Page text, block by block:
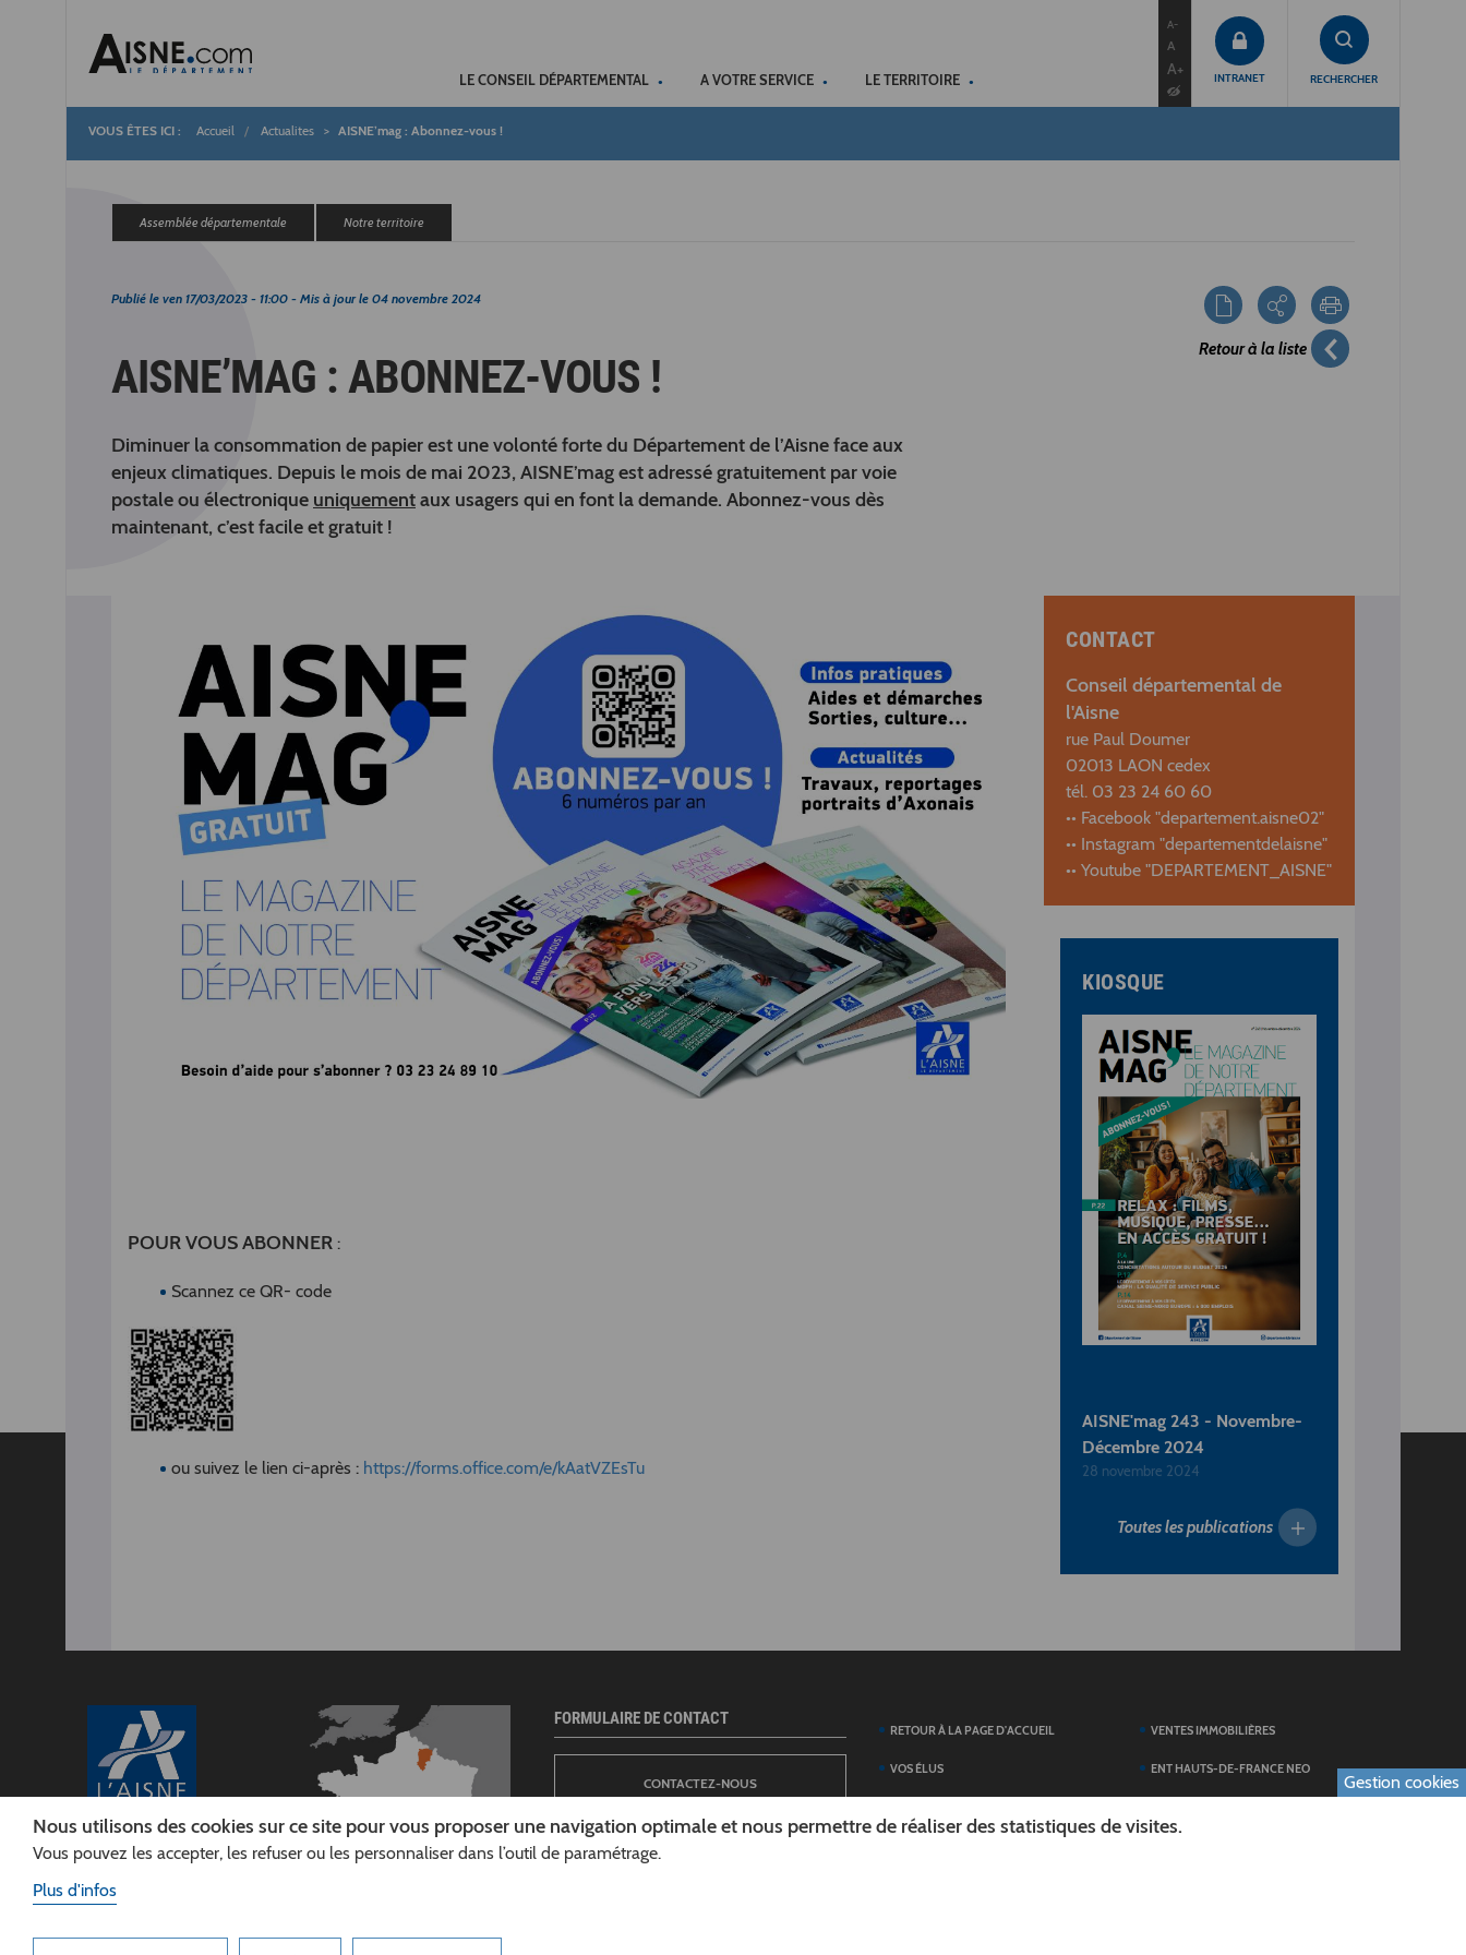
LE CONSEIL DÉPARTEMENTAL A VOTRE SERVICE LE TERRITOIRE
A-
A
A+ INTRANET RECHERCHER
Fil
d'Ariane
Accueil Actualites AISNE’mag : Abonnez-vous !
Assemblée départementale Notre territoire
Retour à la liste
Publié le ven 17/03/2023 - 11:00 - Mis à jour le 04 novembre 2024
AISNE’MAG : ABONNEZ-VOUS !
Diminuer la consommation de papier est une volonté forte du Département de l’Aisne face aux
enjeux climatiques. Depuis le mois de mai 2023, AISNE’mag est adressé gratuitement par voie
postale ou électronique uniquementaux usagers qui en font la demande. Abonnez-vous dès
maintenant, c’est facile et gratuit !
POUR VOUS ABONNER :
Scannez ce QR- code
ou suivez le lien ci-après : https://forms.office.com/e/kAatVZEsTu
CONTACT
Conseil départemental de
l'Aisne
rue Paul Doumer
02013 LAON cedex
tél. 03 23 24 60 60
•• Facebook "departement.aisne02"
•• Instagram "departementdelaisne"
•• Youtube "DEPARTEMENT_AISNE"
KIOSQUE
AISNE'mag 243 - Novembre-
Décembre 2024
28 novembre 2024
Toutes les publications
CONSEIL
L'AISNE
FORMULAIRE DE CONTACT
CONTACTEZ-NOUS
RETOUR À LA PAGE D'ACCUEIL
VOS ÉLUS
DÉPARTEMENT
VENTES IMMOBILIÈRES
ENT HAUTS-DE-FRANCE NEO
Gestion cookies
Nous utilisons des cookies sur ce site pour vous proposer une navigation optimale et nous permettre de réaliser des statistiques de visites.
Vous pouvez les accepter, les refuser ou les personnaliser dans l’outil de paramétrage.
Plus d'infos